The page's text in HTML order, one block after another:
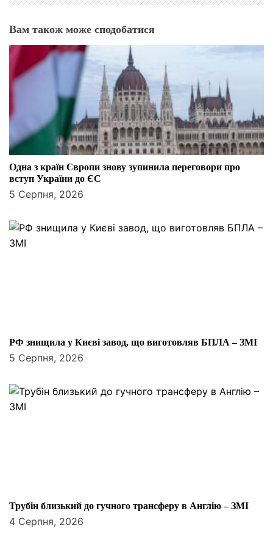
Вам також може сподобатися
Одна з країн Європи знову зупинила переговори про
вступ України до ЄС
5 Серпня, 2026
РФ знищила у Києві завод, що виготовляв БПЛА – ЗМІ
5 Серпня, 2026
Трубін близький до гучного трансферу в Англію – ЗМІ
4 Серпня, 2026